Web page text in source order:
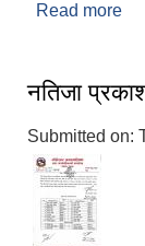
Read more
नतिजा
Submitted on: